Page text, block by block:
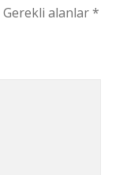
Gerekli alanlar*